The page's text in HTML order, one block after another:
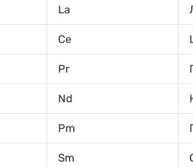
La
Ce
Pr
Nd
Pm
Sm